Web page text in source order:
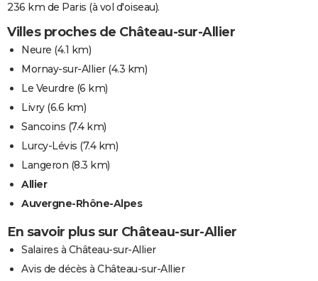
236 km de Paris (à vol d'oiseau).
Villes proches de Château-sur-Allier
Neure (4.1 km)
Mornay-sur-Allier(4.3 km)
Le Veurdre (6 km)
Livry(6.6 km)
Sancoins (7.4 km)
Lurcy-Lévis (7.4 km)
Langeron (8.3 km)
Allier
Auvergne-Rhône-Alpes
En savoir plus sur Château-sur-Allier
Salaires à Château-sur-Allier
Avis de décès à Château-sur-Allier